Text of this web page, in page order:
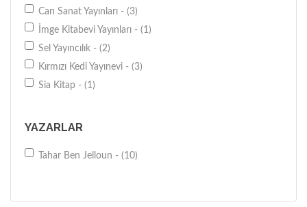
Can Sanat Yayınları - (3)
İmge Kitabevi Yayınları - (1)
Sel Yayıncılık - (2)
Kırmızı Kedi Yayınevi - (3)
Sia Kitap - (1)
YAZARLAR
Tahar Ben Jelloun - (10)